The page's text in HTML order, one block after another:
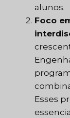
alunos.
Foco
Esses